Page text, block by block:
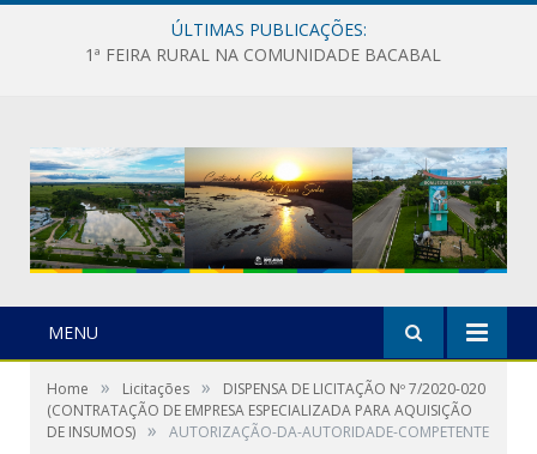
ÚLTIMAS PUBLICAÇÕES:
1ª FEIRA RURAL NA COMUNIDADE BACABAL
MENU
Home » Licitações »
DISPENSA DE LICITAÇÃO Nº 7/2020-020
(CONTRATAÇÃO DE EMPRESA ESPECIALIZADA PARA AQUISIÇÃO
DE INSUMOS) » AUTORIZAÇÃO-DA-AUTORIDADE-COMPETENTE